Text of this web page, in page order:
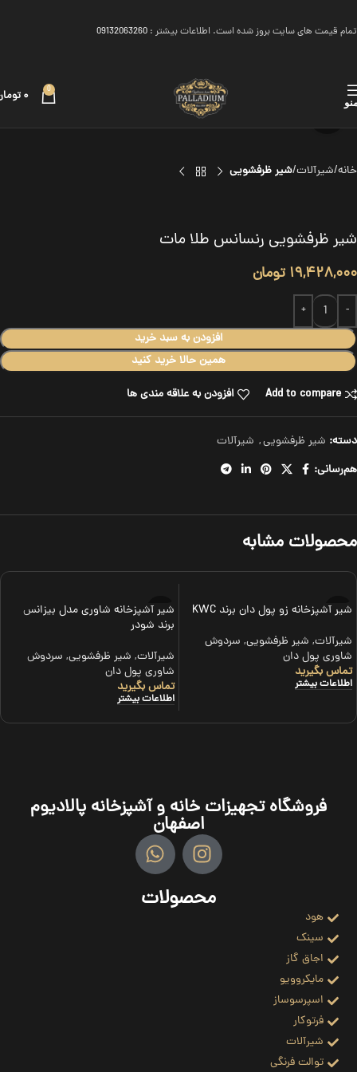
تمام قیمت های سایت بروز شده است. اطلاعات بیشتر : 09132063260
0 ۰
برای بزرگنمایی کلیک کنید
خانه شیرآلات شیر ظرفشویی
شیر ظرفشویی رنسانس طلا مات
۱۹,۴۲۸,۰۰۰ تومان
افزودن به سبد خرید
همین حالا خرید کنید
Add to compare
افزودن به علاقه مندی ها
دسته: شیر ظرفشویی, شیرآلات
هم‌رسانی:
محصولات مشابه
شیر آشپزخانه زو پول دان برند KWC
شیرآلات, شیر ظرفشویی, سردوش
شاوری پول دان
تماس بگیرید
اطلاعات بیشتر
شیر آشپزخانه شاوری مدل بیزانس
برند شودر
شیرآلات, شیر ظرفشویی, سردوش
شاوری پول دان
تماس بگیرید
اطلاعات بیشتر
فروشگاه تجهیزات خانه و آشپزخانه پالادیوم
اصفهان
محصولات
هود
سینک
اجاق گاز
مایکروویو
اسپرسوساز
فرتوکار
شیرآلات
توالت فرنگی